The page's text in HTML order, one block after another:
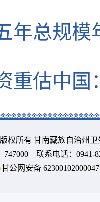
年总规模
重估中国
权所有 甘南藏族自治州
联系电话：0941-
甘公网安备